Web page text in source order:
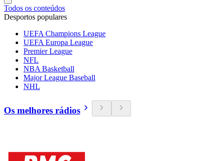
Todos os conteúdos
Desportos populares
UEFA Champions League
UEFA Europa League
Premier League
NFL
NBA Basketball
Major League Baseball
NHL
Os melhores rádios